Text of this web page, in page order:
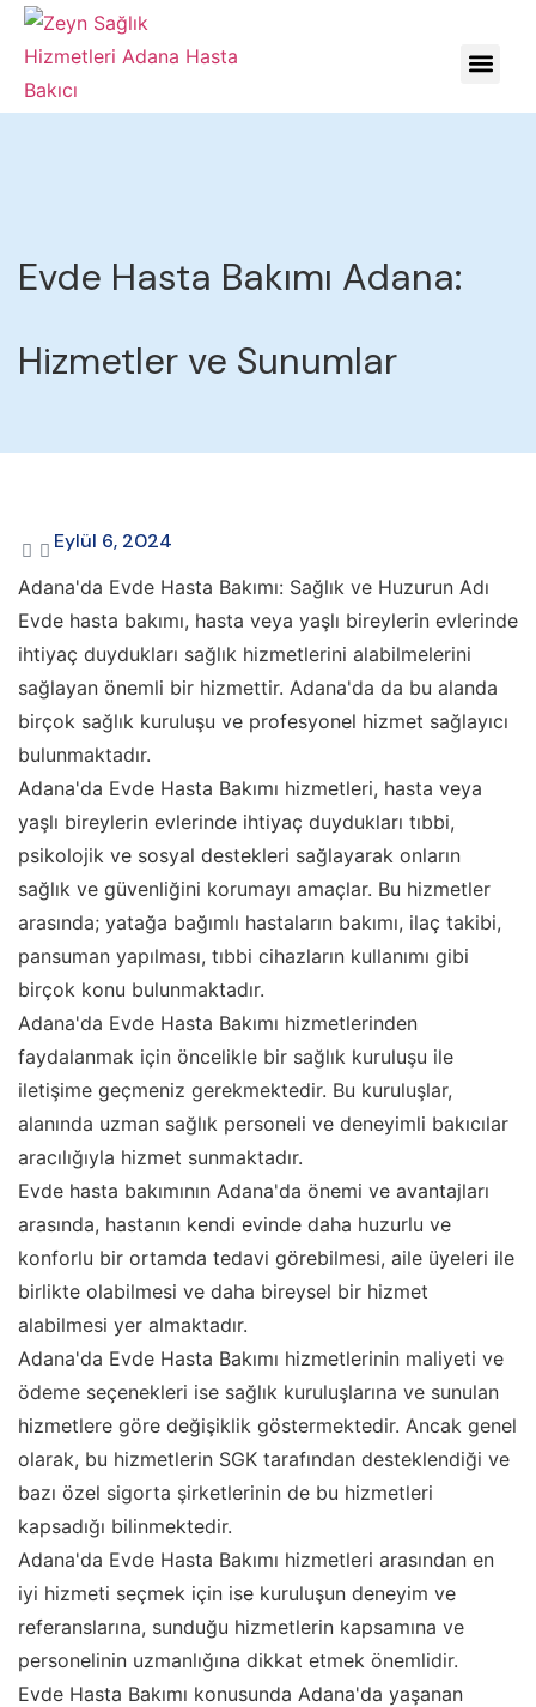
Evde Hasta Bakımı Adana:
Hizmetler ve Sunumlar
Eylül 6, 2024
Adana'da Evde Hasta Bakımı: Sağlık ve Huzurun Adı
Evde hasta bakımı, hasta veya yaşlı bireylerin evlerinde
ihtiyaç duydukları sağlık hizmetlerini alabilmelerini
sağlayan önemli bir hizmettir. Adana'da da bu alanda
birçok sağlık kuruluşu ve profesyonel hizmet sağlayıcı
bulunmaktadır.
Adana'da Evde Hasta Bakımı hizmetleri, hasta veya
yaşlı bireylerin evlerinde ihtiyaç duydukları tıbbi,
psikolojik ve sosyal destekleri sağlayarak onların
sağlık ve güvenliğini korumayı amaçlar. Bu hizmetler
arasında; yatağa bağımlı hastaların bakımı, ilaç takibi,
pansuman yapılması, tıbbi cihazların kullanımı gibi
birçok konu bulunmaktadır.
Adana'da Evde Hasta Bakımı hizmetlerinden
faydalanmak için öncelikle bir sağlık kuruluşu ile
iletişime geçmeniz gerekmektedir. Bu kuruluşlar,
alanında uzman sağlık personeli ve deneyimli bakıcılar
aracılığıyla hizmet sunmaktadır.
Evde hasta bakımının Adana'da önemi ve avantajları
arasında, hastanın kendi evinde daha huzurlu ve
konforlu bir ortamda tedavi görebilmesi, aile üyeleri ile
birlikte olabilmesi ve daha bireysel bir hizmet
alabilmesi yer almaktadır.
Adana'da Evde Hasta Bakımı hizmetlerinin maliyeti ve
ödeme seçenekleri ise sağlık kuruluşlarına ve sunulan
hizmetlere göre değişiklik göstermektedir. Ancak genel
olarak, bu hizmetlerin SGK tarafından desteklendiği ve
bazı özel sigorta şirketlerinin de bu hizmetleri
kapsadığı bilinmektedir.
Adana'da Evde Hasta Bakımı hizmetleri arasından en
iyi hizmeti seçmek için ise kuruluşun deneyim ve
referanslarına, sunduğu hizmetlerin kapsamına ve
personelinin uzmanlığına dikkat etmek önemlidir.
Evde Hasta Bakımı konusunda Adana'da yaşanan